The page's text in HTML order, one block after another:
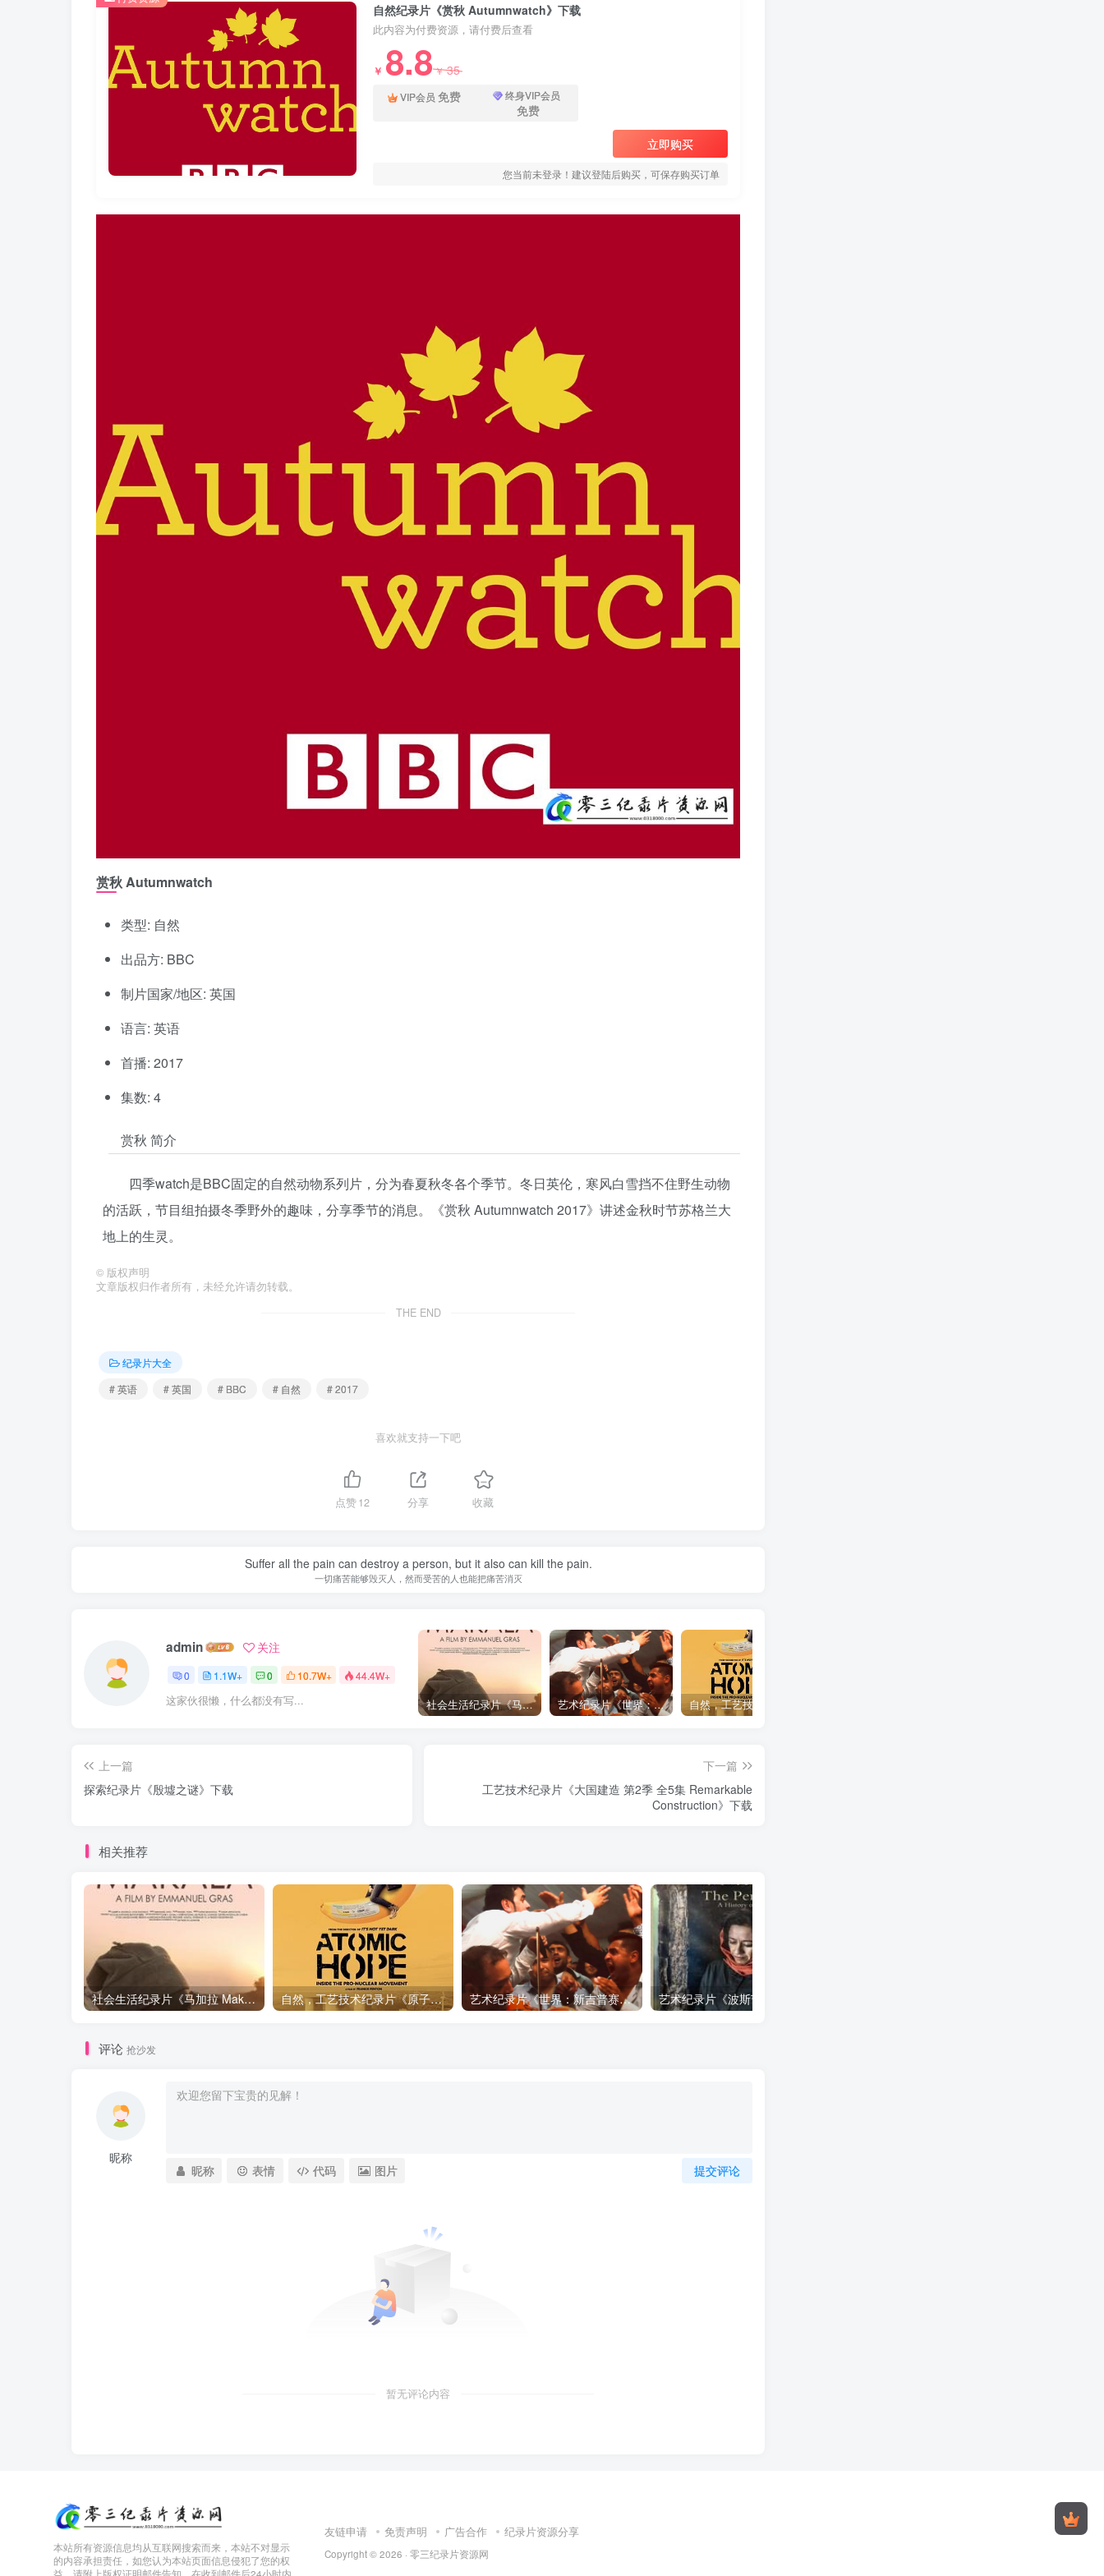
自然纪录片《赏秋 Autumnwatch》下载
此内容为付费资源，请付费后查看
￥ 8.8￥35
VIP会员 免费 终身VIP会员
免费
立即购买
您当前未登录！建议登陆后购买，可保存购买订单
赏秋 Autumnwatch
类型: 自然
出品方: BBC
制片国家/地区: 英国
语言: 英语
首播: 2017
集数: 4
赏秋 简介
四季watch是BBC固定的自然动物系列片，分为春夏秋冬各个季节。冬日英伦，寒风白雪挡不住野生动物
的活跃，节目组拍摄冬季野外的趣味，分享季节的消息。《赏秋 Autumnwatch 2017》讲述金秋时节苏格兰大
地上的生灵。
© 版权声明
文章版权归作者所有，未经允许请勿转载。
THE END
纪录片大全
# 英语
# 英国 # BBC # 自然 # 2017
喜欢就支持一下吧
点赞12 分享 收藏
Suffer all the pain can destroy a person, but it also can kill the pain.
一切痛苦能够毁灭人，然而受苦的人也能把痛苦消灭
admin 关注
0 1.1W+ 0 10.7W+ 44.4W+
这家伙很懒，什么都没有写... 社会生活纪录片《马加拉 Makala》下载 艺术纪录片《世界：新吉普赛之王 This World: The New Gypsy Kings》下载
上一篇
探索纪录片《殷墟之谜》下载
下一篇
工艺技术纪录片《大国建造 第2季 全5集 Remarkable
Construction》下载
相关推荐
社会生活纪录片《马加拉 Makala》下载 自然，工艺技术纪录片《原子能的希望 Atomic Hope – Inside the Pro-Nuclear Movement》下载 艺术纪录片《世界：新吉普赛之王 This World: The New Gypsy Kings》下载
评论 抢沙发
昵称
提交评论
昵称 表情 代码 图片
暂无评论内容
本站所有资源信息均从互联网搜索而来，本站不对显示
的内容承担责任，如您认为本站页面信息侵犯了您的权
益，请附上版权证明邮件告知，在收到邮件后24小时内
友链申请 免责声明 广告合作 纪录片资源分享
Copyright © 2026 · 零三纪录片资源网